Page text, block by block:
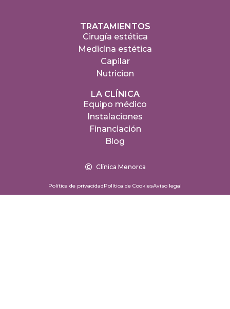
TRATAMIENTOS
Cirugía estética
Medicina estética
Capilar
Nutricion
LA CLÍNICA
Equipo médico
Instalaciones
Financiación
Blog
Clínica Menorca
Política de privacidadPolítica de CookiesAviso legal